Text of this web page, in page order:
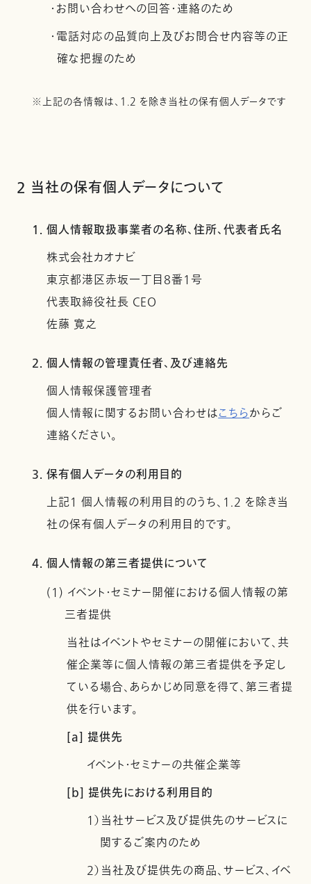
・お問い合わせへの回答・連絡のため
・電話対応の品質向上及びお問合せ内容等の正
確な把握のため
※上記の各情報は、1.2 を除き当社の保有個人データです
2 当社の保有個人データについて
1. 個人情報取扱事業者の名称、住所、代表者氏名
株式会社カオナビ
東京都港区赤坂一丁目8番1号
代表取締役社長 CEO
佐藤 寛之
2. 個人情報の管理責任者、及び連絡先
個人情報保護管理者
個人情報に関するお問い合わせはこちらからご
連絡ください。
3. 保有個人データの利用目的
上記１ 個人情報の利用目的のうち、1.2 を除き当
社の保有個人データの利用目的です。
4. 個人情報の第三者提供について
(1) イベント・セミナー開催における個人情報の第
三者提供
当社はイベントやセミナーの開催において、共
催企業等に個人情報の第三者提供を予定し
ている場合、あらかじめ同意を得て、第三者提
供を行います。
[a] 提供先
イベント・セミナーの共催企業等
[b] 提供先における利用目的
1）当社サービス及び提供先のサービスに
関するご案内のため
2）当社及び提供先の商品、サービス、イベ